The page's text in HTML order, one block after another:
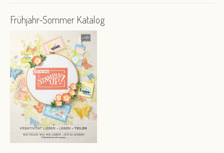
Frühjahr-Sommer Katalog